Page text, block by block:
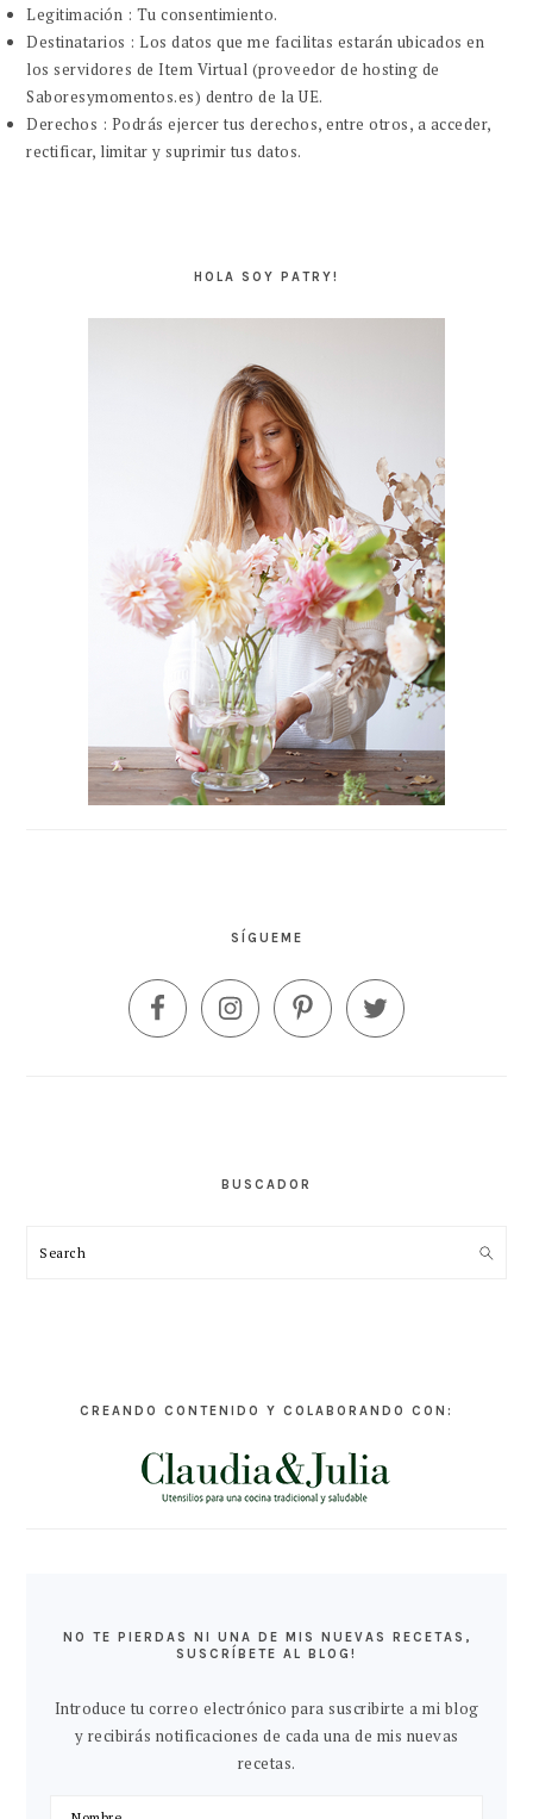
Legitimación : Tu consentimiento.
Destinatarios : Los datos que me facilitas estarán ubicados en
los servidores de Item Virtual (proveedor de hosting de
Saboresymomentos.es) dentro de la UE.
Derechos : Podrás ejercer tus derechos, entre otros, a acceder,
rectificar, limitar y suprimir tus datos.
HOLA SOY PATRY!
SÍGUEME
BUSCADOR
Search
CREANDO CONTENIDO Y COLABORANDO CON:
NO TE PIERDAS NI UNA DE MIS NUEVAS RECETAS,
SUSCRÍBETE AL BLOG!
Introduce tu correo electrónico para suscribirte a mi blog
y recibirás notificaciones de cada una de mis nuevas
recetas.